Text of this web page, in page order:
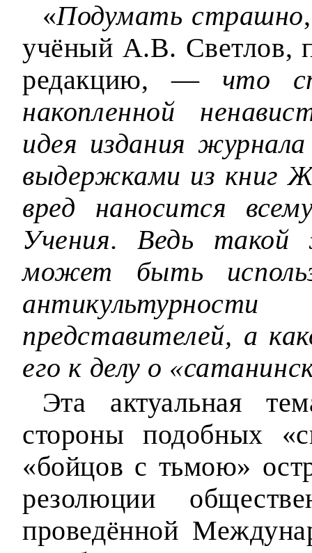
«Подумать страшно
учёный А.В. Светлов,
редакцию, — что
накопленной
идея издания
выдержками из книг
вред наносится
Учения. Ведь такой
может быть
представителей, а
его к делу о
Эта актуальная
стороны подобных
«бойцов с тьмою»
резолюции
проведённой